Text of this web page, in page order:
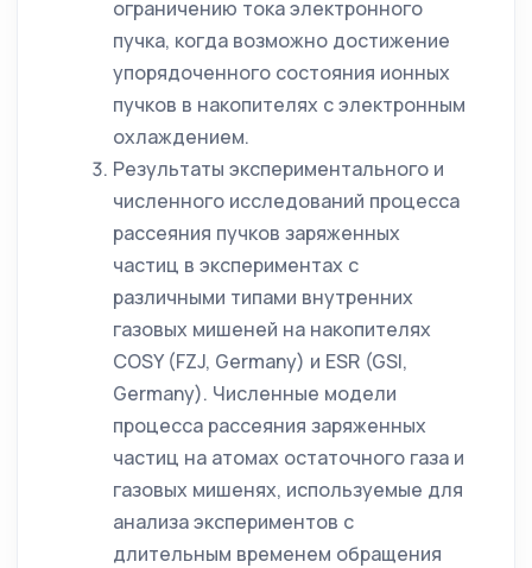
ограничению тока электронного
пучка, когда возможно достижение
упорядоченного состояния ионных
пучков в накопителях с электронным
охлаждением.
Результаты экспериментального и
численного исследований процесса
рассеяния пучков заряженных
частиц в экспериментах с
различными типами внутренних
газовых мишеней на накопителях
COSY (FZJ, Germany) и ESR (GSI,
Germany). Численные модели
процесса рассеяния заряженных
частиц на атомах остаточного газа и
газовых мишенях, используемые для
анализа экспериментов с
длительным временем обращения